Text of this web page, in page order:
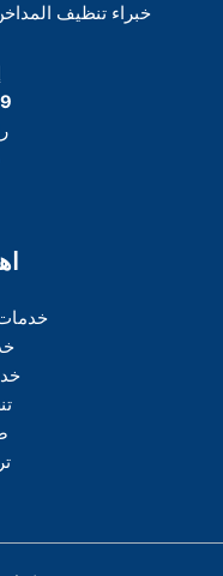
خبراء تنظيف